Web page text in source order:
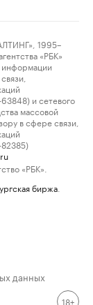
1995–
«РБК»
информации
и сетевого
массовой
в сфере связи,
«РБК».
биржа
данных
18+